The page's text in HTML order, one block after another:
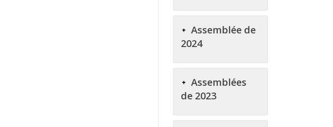
Assemblée de
2024
Assemblées
de 2023